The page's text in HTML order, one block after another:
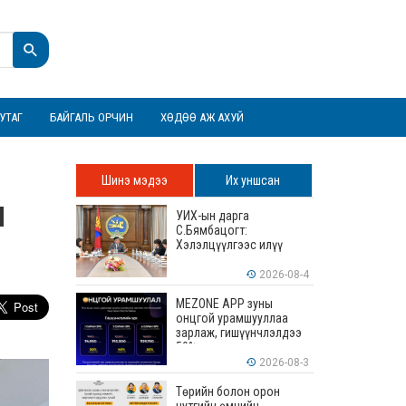
БАЙГАЛЬ ОРЧИН ХӨДӨӨ АЖ АХУЙ
Шинэ мэдээ Их уншсан
УИХ-ын дарга
С.Бямбацогт:
Хэлэлцүүлгээс илүү
илүү бодит үр дүн чухал
2026-08-4
MEZONE APP зуны
онцгой урамшууллаа
зарлаж, гишүүнчлэлдээ
50% хүртэлх хөнгөлөлт
үзүүлж эхэллээ 2026-08-3
Төрийн болон орон